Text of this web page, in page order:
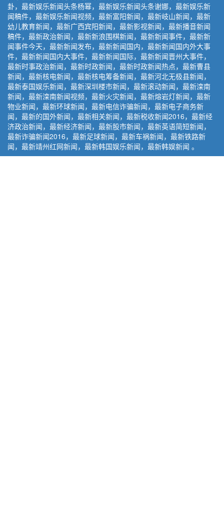
卦，最新娱乐新闻头条杨幂，最新娱乐新闻头条谢娜，最新娱乐新
闻稿件，最新娱乐新闻视频，最新富阳新闻，最新岐山新闻，最新
幼儿教育新闻，最新广西宾阳新闻，最新影视新闻，最新播音新闻
稿件，最新政治新闻，最新新浪围棋新闻，最新新闻事件，最新新
闻事件今天，最新新闻发布，最新新闻国内，最新新闻国内外大事
件，最新新闻国内大事件，最新新闻国际，最新新闻晋州大事件，
最新时事政治新闻，最新时政新闻，最新时政新闻热点，最新曹县
新闻，最新核电新闻，最新核电筹备新闻，最新河北无极县新闻，
最新泰国娱乐新闻，最新深圳楼市新闻，最新滚动新闻，最新滦南
新闻，最新滦南新闻视频，最新火灾新闻，最新熔岩灯新闻，最新
物业新闻，最新环球新闻，最新电信诈骗新闻，最新电子商务新
闻，最新的国外新闻，最新相关新闻，最新税收新闻2016，最新经
济政治新闻，最新经济新闻，最新股市新闻，最新英语简短新闻，
最新诈骗新闻2016，最新足球新闻，最新车祸新闻，最新铁路新
闻，最新靖州红网新闻，最新韩国娱乐新闻，最新韩娱新闻 。